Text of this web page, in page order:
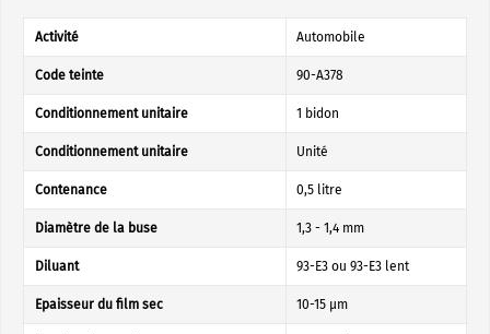
Activité Automobile
Code teinte 90-A378
Conditionnement unitaire 1 bidon
Conditionnement unitaire Unité
Contenance 0,5 litre
Diamètre de la buse 1,3 - 1,4 mm
Diluant 93-E3 ou 93-E3 lent
Epaisseur du film sec 10-15 µm